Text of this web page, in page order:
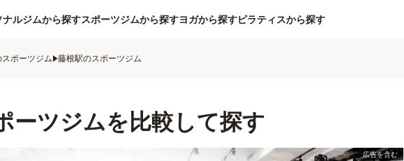
ナルジムから探すスポーツジムから探すヨガから探すピラティスから探す
ポーツジム 藤根駅のスポーツジム
ーツジムを比較して探す